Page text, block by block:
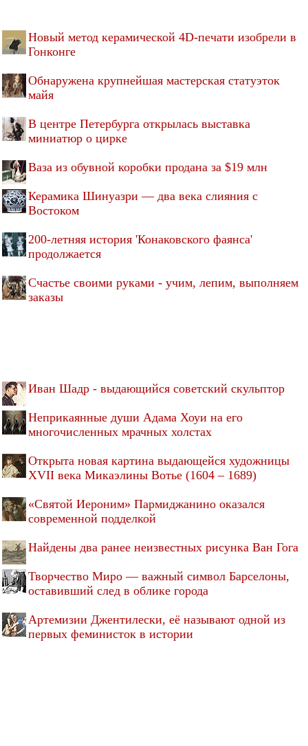
Новый метод керамической 4D-печати изобрели в
Гонконге
Обнаружена крупнейшая мастерская статуэток
майя
В центре Петербурга открылась выставка
миниатюр о цирке
Ваза из обувной коробки продана за $19 млн
Керамика Шинуазри — два века слияния с
Востоком
200-летняя история 'Конаковского фаянса'
продолжается
Счастье своими руками - учим, лепим, выполняем
заказы
Иван Шадр - выдающийся советский скульптор
Неприкаянные души Адама Хоуи на его
многочисленных мрачных холстах
Открыта новая картина выдающейся художницы
XVII века Микаэлины Вотье (1604 – 1689)
«Святой Иероним» Пармиджанино оказался
современной подделкой
Найдены два ранее неизвестных рисунка Ван Гога
Творчество Миро — важный символ Барселоны,
оставивший след в облике города
Артемизии Джентилески, её называют одной из
первых феминисток в истории